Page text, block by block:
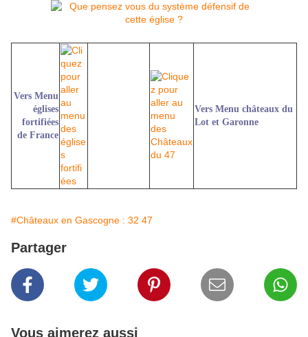
Vers Menu
églises
fortifiées
de France
Vers Menu châteaux du
Lot et Garonne
#Châteaux en Gascogne : 32 47
Partager
Vous aimerez aussi